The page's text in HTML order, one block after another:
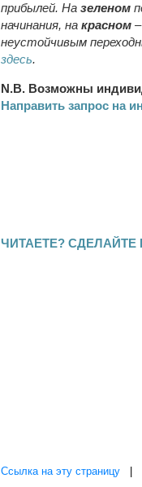
прибылей. На зеленом
начинания, на красном
неустойчивым
здесь.
N.B. Возможны
Направить запрос на
ЧИТАЕТЕ?
Ссылка на эту страницу